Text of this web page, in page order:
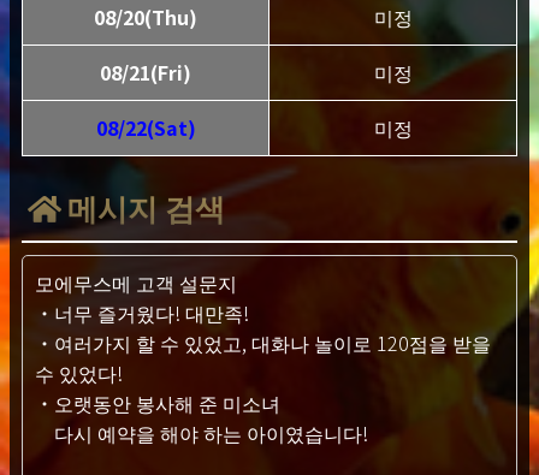
08/20(Thu)
미정
08/21(Fri)
미정
08/22(Sat)
미정
메시지 검색
모에무스메 고객 설문지
・너무 즐거웠다! 대만족!
・여러가지 할 수 있었고, 대화나 놀이로 120점을 받을
수 있었다!
・오랫동안 봉사해 준 미소녀
다시 예약을 해야 하는 아이였습니다!